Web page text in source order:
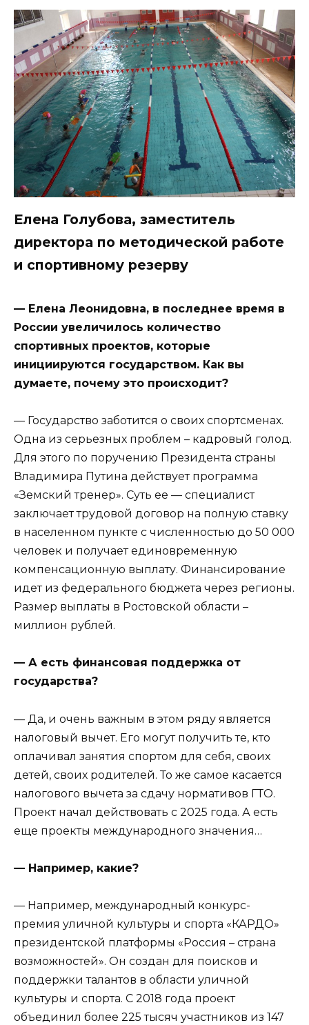
Елена Голубова, заместитель
директора по методической работе
и спортивному резерву
— Елена Леонидовна, в последнее время в
России увеличилось количество
спортивных проектов, которые
инициируются государством. Как вы
думаете, почему это происходит?
— Государство заботится о своих спортсменах.
Одна из серьезных проблем – кадровый голод.
Для этого по поручению Президента страны
Владимира Путина действует программа
«Земский тренер». Суть ее — специалист
заключает трудовой договор на полную ставку
в населенном пункте с численностью до 50 000
человек и получает единовременную
компенсационную выплату. Финансирование
идет из федерального бюджета через регионы.
Размер выплаты в Ростовской области –
миллион рублей.
— А есть финансовая поддержка от
государства?
— Да, и очень важным в этом ряду является
налоговый вычет. Его могут получить те, кто
оплачивал занятия спортом для себя, своих
детей, своих родителей. То же самое касается
налогового вычета за сдачу нормативов ГТО.
Проект начал действовать с 2025 года. А есть
еще проекты международного значения…
— Например, какие?
— Например, международный конкурс-
премия уличной культуры и спорта «КАРДО»
президентской платформы «Россия – страна
возможностей». Он создан для поисков и
поддержки талантов в области уличной
культуры и спорта. С 2018 года проект
объединил более 225 тысяч участников из 147